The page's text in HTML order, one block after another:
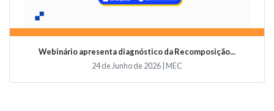
Webinário apresenta diagnóstico da Recomposição...
24 de Junho de 2026 | MEC